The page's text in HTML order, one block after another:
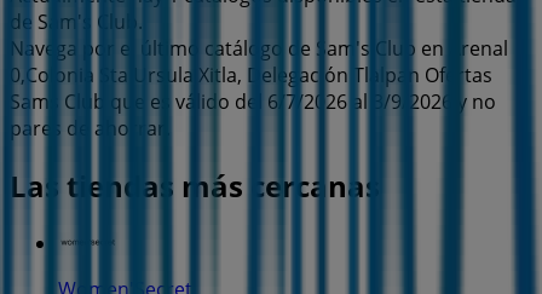
de Sam's Club.
Navega por el último catálogo de Sam's Club en Arenal
0,Colonia Sta Ursula Xitla, Delegación Tlalpan Ofertas
Sams Club que es válido del 6/7/2026 al 3/9/2026 y no
pares de ahorrar.
Las tiendas más cercanas